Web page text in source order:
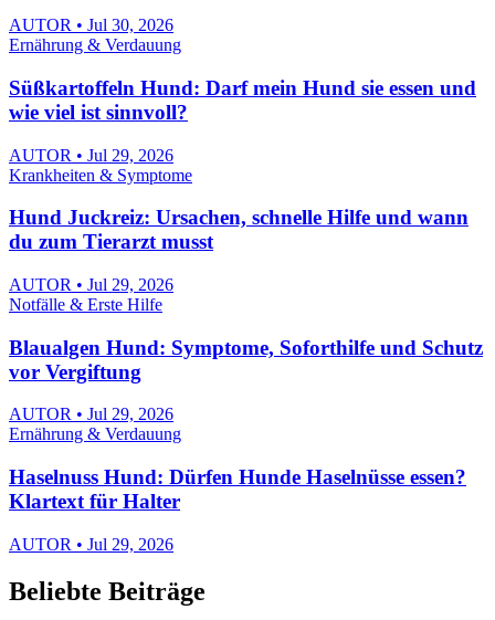
AUTOR • Jul 30, 2026
Ernährung & Verdauung
Süßkartoffeln Hund: Darf mein Hund sie essen und
wie viel ist sinnvoll?
AUTOR • Jul 29, 2026
Krankheiten & Symptome
Hund Juckreiz: Ursachen, schnelle Hilfe und wann
du zum Tierarzt musst
AUTOR • Jul 29, 2026
Notfälle & Erste Hilfe
Blaualgen Hund: Symptome, Soforthilfe und Schutz
vor Vergiftung
AUTOR • Jul 29, 2026
Ernährung & Verdauung
Haselnuss Hund: Dürfen Hunde Haselnüsse essen?
Klartext für Halter
AUTOR • Jul 29, 2026
Beliebte Beiträge